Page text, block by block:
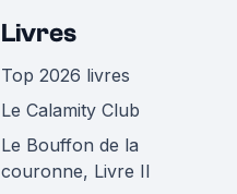
Livres
Top 2026 livres
Le Calamity Club
Le Bouffon de la
couronne, Livre II